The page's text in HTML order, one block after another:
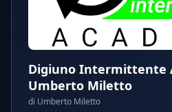
Digiuno Intermittente
Umberto Miletto
di Umberto Miletto